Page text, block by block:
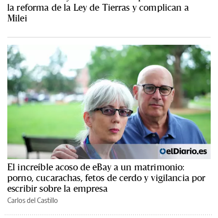
la reforma de la Ley de Tierras y complican a
Milei
El increíble acoso de eBay a un matrimonio:
porno, cucarachas, fetos de cerdo y vigilancia por
escribir sobre la empresa
Carlos del Castillo